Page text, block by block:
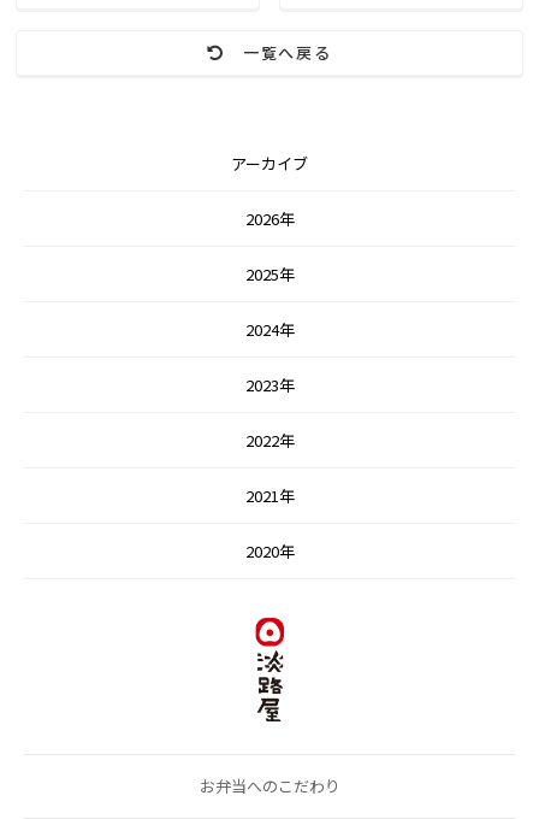
一覧へ戻る
アーカイブ
2026年
2025年
2024年
2023年
2022年
2021年
2020年
お弁当へのこだわり